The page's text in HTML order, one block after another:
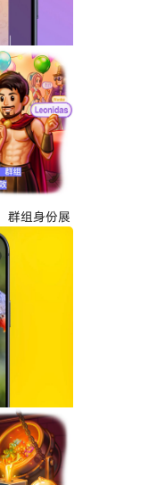
解：增强聊
群组身份展
版全新设